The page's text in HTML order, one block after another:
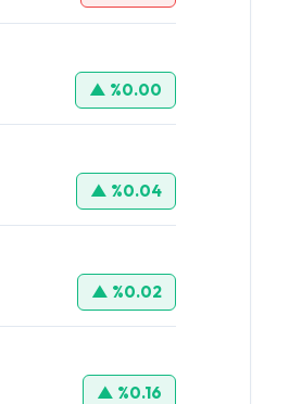
▲ %0.00
▲ %0.04
▲ %0.02
▲ %0.16